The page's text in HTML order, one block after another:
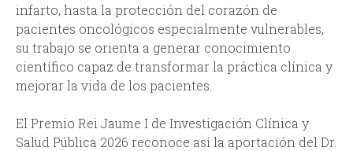
infarto, hasta la protección del corazón de
pacientes oncológicos especialmente vulnerables,
su trabajo se orienta a generar conocimiento
científico capaz de transformar la práctica clínica y
mejorar la vida de los pacientes.
El Premio Rei Jaume I de Investigación Clínica y
Salud Pública 2026 reconoce así la aportación del Dr.